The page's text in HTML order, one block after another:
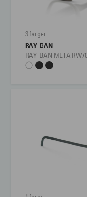
3 farger
RAY-BAN
RAY-BAN META